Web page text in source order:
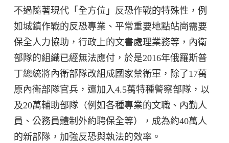
不過隨著現代「全方位」反恐作戰的特殊性，例
如城鎮作戰的反恐專業、平常重要地點站崗需要
保全人力協助，行政上的文書處理業務等，內衛
部隊的組織已經無法應付，於是2016年俄羅斯普
丁總統將內衛部隊改組成國家禁衛軍，除了17萬
原內衛部隊官兵，還加入4.5萬特種警察部隊，以
及20萬輔助部隊（例如各種專業的文職、內勤人
員、公務員體制外約聘保全等），成為約40萬人
的新部隊，加強反恐與執法的效率。